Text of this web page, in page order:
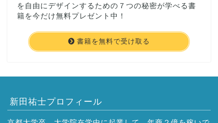
を自由にデザインするための７つの秘密が学べる書
籍を今だけ無料プレゼント中！
書籍を無料で受け取る
新田祐士プロフィール